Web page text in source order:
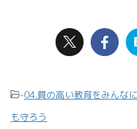
-04.質の高い教育をみんなに
も守ろう